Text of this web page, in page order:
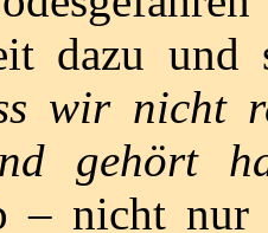
dazu und
wir nicht
gehört
– nicht